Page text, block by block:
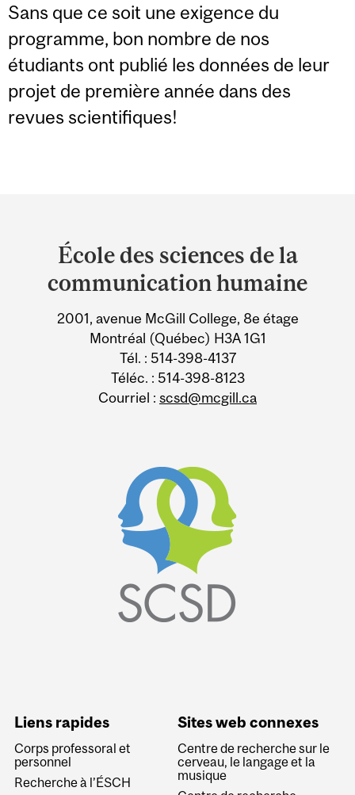
Sans que ce soit une exigence du
programme, bon nombre de nos
étudiants ont publié les données de leur
projet de première année dans des
revues scientifiques!
University
Information
École des sciences de la
communication humaine
2001, avenue McGill College, 8e étage
Montréal (Québec) H3A 1G1
Tél. : 514-398-4137
Téléc. : 514-398-8123
Courriel : scsd@mcgill.ca
Liens rapides
Corps professoral et
personnel
Recherche à l’ÉSCH
Sites web connexes
Centre de recherche sur le
cerveau, le langage et la
musique